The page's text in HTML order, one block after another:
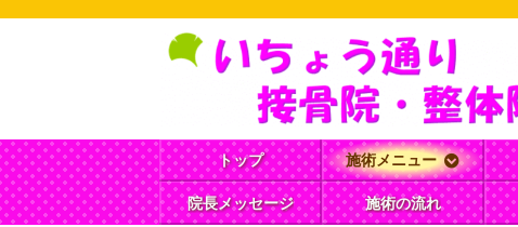
トップ 施術メニュー
院長メッセージ 施術の流れ